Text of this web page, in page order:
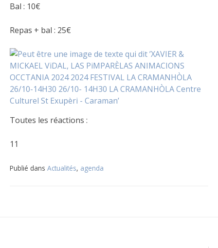
Bal : 10€
Repas + bal : 25€
Toutes les réactions :
11
Publié dans Actualités, agenda